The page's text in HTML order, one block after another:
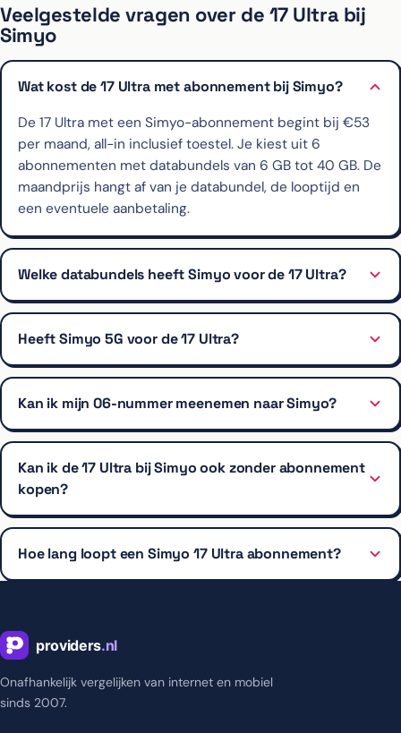
Veelgestelde vragen over de 17 Ultra bij
Simyo
Wat kost de 17 Ultra met abonnement bij Simyo?
De 17 Ultra met een Simyo-abonnement begint bij €53
per maand, all-in inclusief toestel. Je kiest uit 6
abonnementen met databundels van 6 GB tot 40 GB. De
maandprijs hangt af van je databundel, de looptijd en
een eventuele aanbetaling.
Welke databundels heeft Simyo voor de 17 Ultra?
Heeft Simyo 5G voor de 17 Ultra?
Kan ik mijn 06-nummer meenemen naar Simyo?
Kan ik de 17 Ultra bij Simyo ook zonder abonnement
kopen?
Hoe lang loopt een Simyo 17 Ultra abonnement?
Onafhankelijk vergelijken van internet en mobiel
sinds 2007.